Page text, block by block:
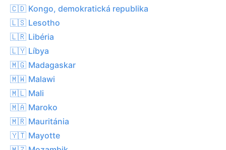
🇨🇩 Kongo, demokratická republika
🇱🇸 Lesotho
🇱🇷 Libéria
🇱🇾 Líbya
🇲🇬 Madagaskar
🇲🇼 Malawi
🇲🇱 Mali
🇲🇦 Maroko
🇲🇷 Mauritánia
🇾🇹 Mayotte